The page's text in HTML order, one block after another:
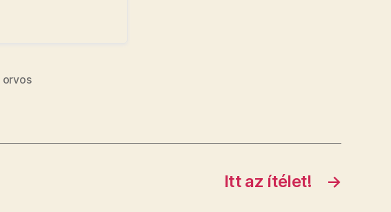
orvos
→
Itt az ítélet!